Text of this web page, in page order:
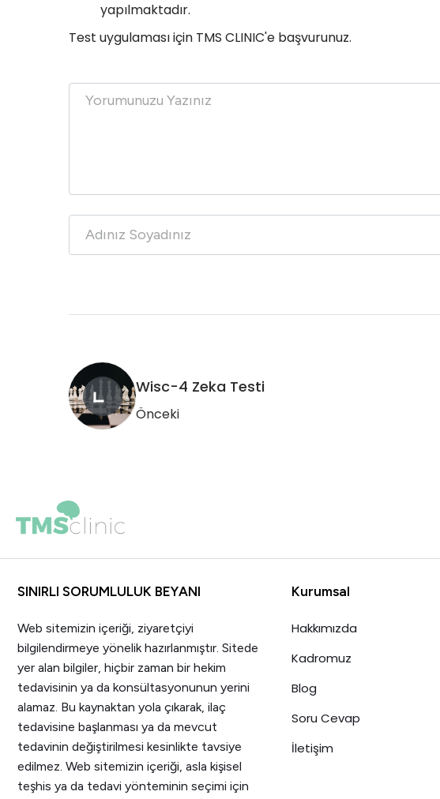
yapılmaktadır.
Test uygulaması için TMS CLINIC'e başvurunuz.
Wisc-4 Zeka Testi
Önceki
SINIRLI SORUMLULUK BEYANI
Web sitemizin içeriği, ziyaretçiyi
bilgilendirmeye yönelik hazırlanmıştır. Sitede
yer alan bilgiler, hiçbir zaman bir hekim
tedavisinin ya da konsültasyonunun yerini
alamaz. Bu kaynaktan yola çıkarak, ilaç
tedavisine başlanması ya da mevcut
tedavinin değiştirilmesi kesinlikte tavsiye
edilmez. Web sitemizin içeriği, asla kişisel
teşhis ya da tedavi yönteminin seçimi için
Kurumsal
Hakkımızda
Kadromuz
Blog
Soru Cevap
İletişim